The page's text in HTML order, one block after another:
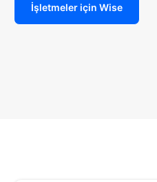
İşletmeler için Wise